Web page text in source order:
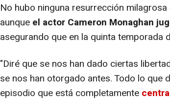
No hubo ninguna resurrección
aunque el actor Cameron Monaghan
asegurando que en la quinta temporada
"Diré que se nos han dado ciertas
se nos han otorgado antes. Todo lo que
episodio que está completamente